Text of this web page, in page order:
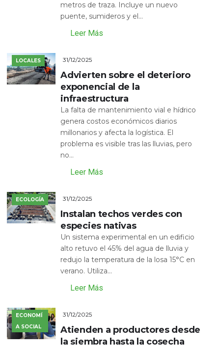
metros de traza. Incluye un nuevo
puente, sumideros y el...
Leer Más
LOCALES 31/12/2025
Advierten sobre el deterioro
exponencial de la
infraestructura
La falta de mantenimiento vial e hídrico
genera costos económicos diarios
millonarios y afecta la logística. El
problema es visible tras las lluvias, pero
no...
Leer Más
ECOLOGÍA 31/12/2025
Instalan techos verdes con
especies nativas
Un sistema experimental en un edificio
alto retuvo el 45% del agua de lluvia y
redujo la temperatura de la losa 15°C en
verano. Utiliza...
Leer Más
ECONOMÍ
A SOCIAL
31/12/2025
Atienden a productores desde
la siembra hasta la cosecha